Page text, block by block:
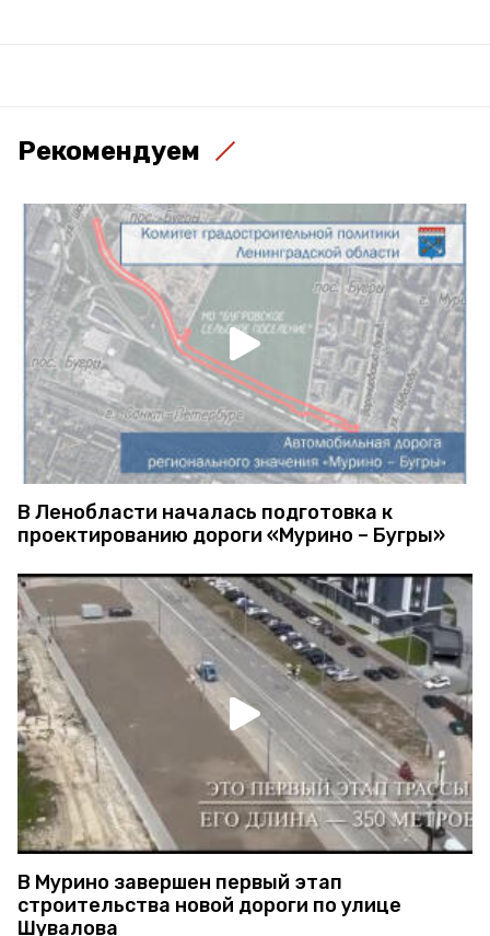
Рекомендуем
В Ленобласти началась подготовка к
проектированию дороги «Мурино – Бугры»
В Мурино завершен первый этап
строительства новой дороги по улице
Шувалова